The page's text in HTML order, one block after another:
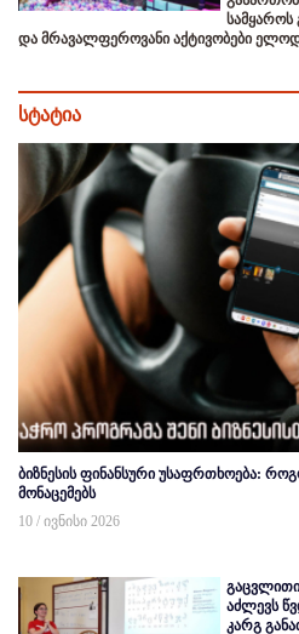
სამყაროს
და მრავალფეროვანი აქტივობები
სტატია
ბიზნესის ფინანსური უსაფრთხოება:
მონაცემებს
10 / ივნისი 2026
აძლევს
კარგ